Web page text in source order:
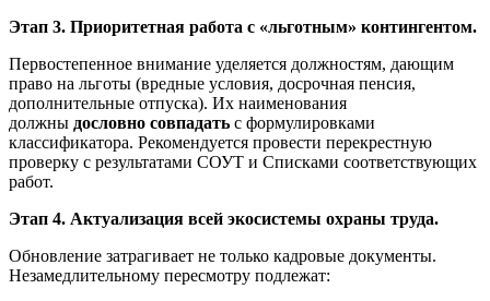
Этап 3. Приоритетная работа с «льготным» контингентом.
Первостепенное внимание уделяется должностям, дающим
право на льготы (вредные условия, досрочная пенсия,
дополнительные отпуска). Их наименования
должны дословно совпадать с формулировками
классификатора. Рекомендуется провести перекрестную
проверку с результатами СОУТ и Списками соответствующих
работ.
Этап 4. Актуализация всей экосистемы охраны труда.
Обновление затрагивает не только кадровые документы.
Незамедлительному пересмотру подлежат: